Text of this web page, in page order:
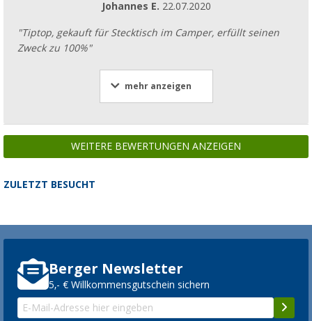
Johannes E. 22.07.2020
"Tiptop, gekauft für Stecktisch im Camper, erfüllt seinen
Zweck zu 100%"
mehr anzeigen
WEITERE BEWERTUNGEN ANZEIGEN
ZULETZT BESUCHT
Berger Newsletter
5,- € Willkommensgutschein sichern